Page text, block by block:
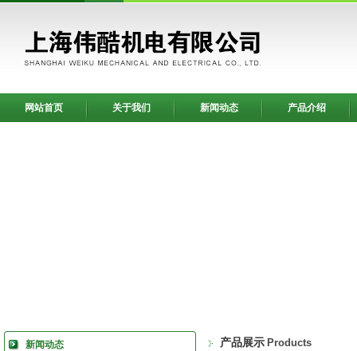
网站首页 关于我们 新闻动态 产品介绍
新闻动态 产品展示 Products